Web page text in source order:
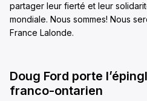
partager leur fierté et leur
mondiale. Nous sommes! Nous
France Lalonde.
Doug Ford porte
franco-ontarien